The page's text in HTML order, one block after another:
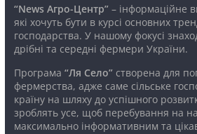
“News Агро-Центр”– інформаційне
які хочуть бути в курсі основних
господарства. У нашому фокусі
дрібні та середні фермери України.
Програма “Ля Село”створена для
фермерства, адже саме сільське
країну на шляху до успішного
зроблять усе, щоб перебування на
максимально інформативним та